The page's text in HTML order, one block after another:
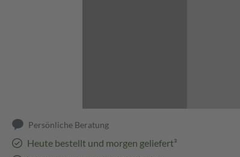
Persönliche Beratung
Heute bestellt und morgen geliefert³